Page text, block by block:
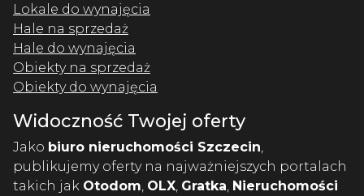
Lokale do wynajęcia
Hale na sprzedaż
Hale do wynajęcia
Obiekty na sprzedaż
Obiekty do wynajęcia
Widoczność Twojej oferty
Jako biuro nieruchomości Szczecin,
publikujemy oferty na najważniejszych portalach
takich jak Otodom, OLX, Gratka, Nieruchomości